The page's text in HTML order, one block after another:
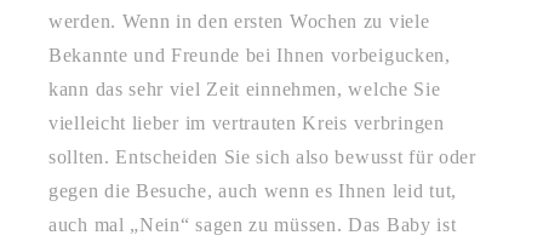
werden. Wenn in den ersten Wochen zu viele
Bekannte und Freunde bei Ihnen vorbeigucken,
kann das sehr viel Zeit einnehmen, welche Sie
vielleicht lieber im vertrauten Kreis verbringen
sollten. Entscheiden Sie sich also bewusst für oder
gegen die Besuche, auch wenn es Ihnen leid tut,
auch mal „Nein“ sagen zu müssen. Das Baby ist